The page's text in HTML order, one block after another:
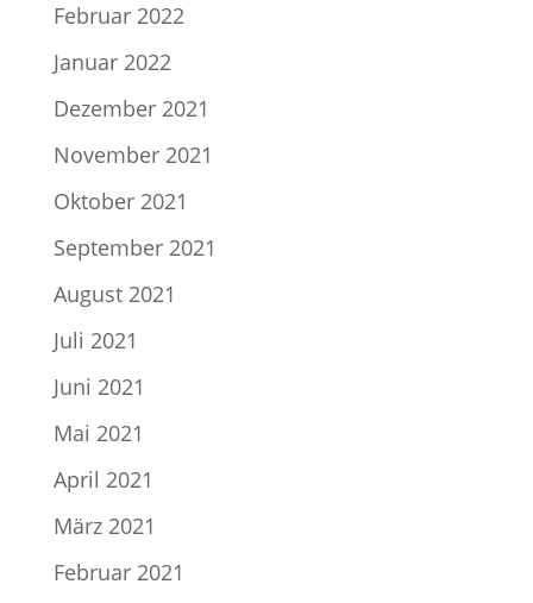
Februar 2022
Januar 2022
Dezember 2021
November 2021
Oktober 2021
September 2021
August 2021
Juli 2021
Juni 2021
Mai 2021
April 2021
März 2021
Februar 2021